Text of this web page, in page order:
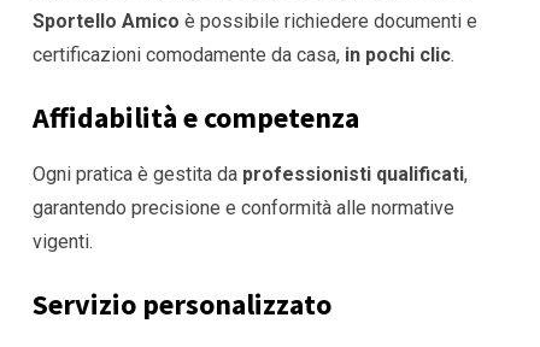
Sportello Amico è possibile richiedere documenti e
certificazioni comodamente da casa, in pochi clic.
Affidabilità e competenza
Ogni pratica è gestita da professionisti qualificati,
garantendo precisione e conformità alle normative
vigenti.
Servizio personalizzato